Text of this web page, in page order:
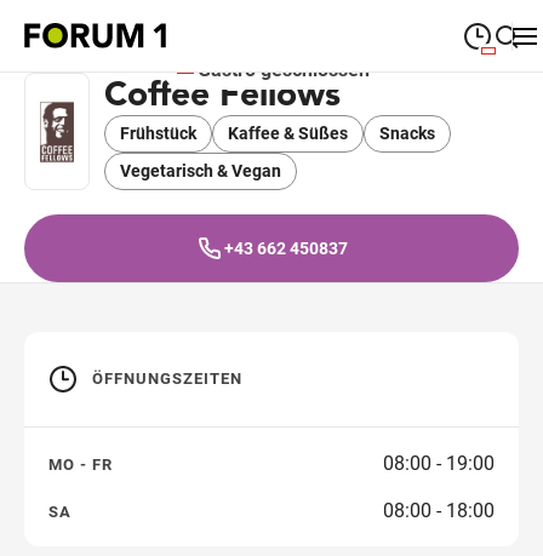
Suche schließen
Montag
MONTAG
Dienstag
DIENSTAG
19:00
DONNERSTAG 09:00—19:00
Freitag
Samstag
Gastro geschlossen
Coffee Fellows
Frühstück Kaffee & Süßes
Snacks
Vegetarisch & Vegan
+43 662 450837
ÖFFNUNGSZEITEN
MO - FR 08:00 - 19:00
SA 08:00 - 18:00